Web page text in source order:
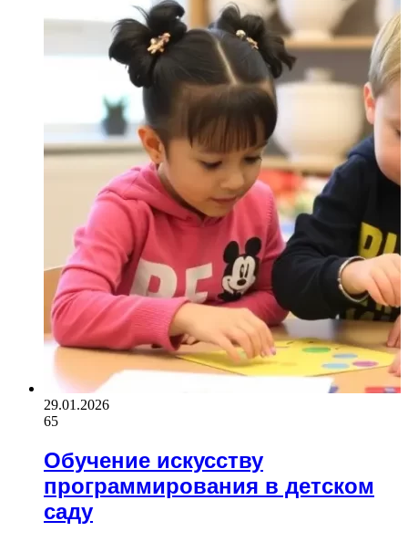
29.01.2026
65
Обучение искусству
программирования в детском
саду